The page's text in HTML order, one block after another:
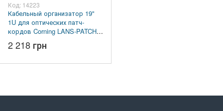
Код: 14223
Кабельный организатор 19"
1U для оптических патч-
кордов Corning LANS-PATCH-
RTR-B
2 218 грн